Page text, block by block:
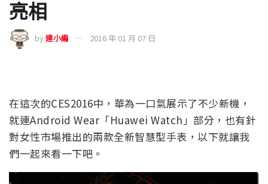
亮相
by達小編 2016 年 01 月 07 日
在這次的CES2016中，華為一口氣展示了不少新機，
就連Android Wear「Huawei Watch」部分，也有針
對女性市場推出的兩款全新智慧型手表，以下就讓我
們一起來看一下吧。